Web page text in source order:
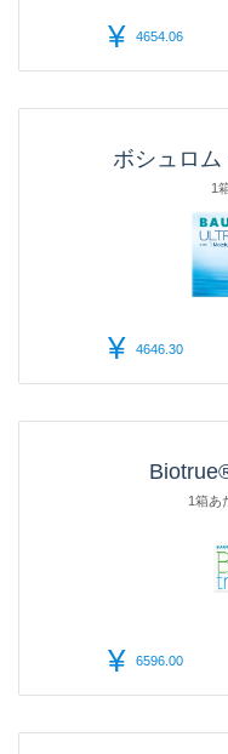
¥ 4654.06
ボシュロム
1
¥ 4646.30
1箱あ
¥ 6596.00